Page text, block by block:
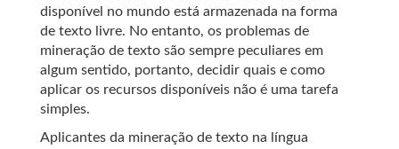
disponível no mundo está armazenada na forma
de texto livre. No entanto, os problemas de
mineração de texto são sempre peculiares em
algum sentido, portanto, decidir quais e como
aplicar os recursos disponíveis não é uma tarefa
simples.
Aplicantes da mineração de texto na língua